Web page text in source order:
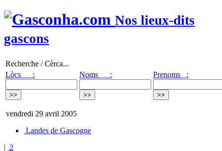
Nos lieux-dits
gascons
Recherche / Cèrca...
Lòcs :
Noms : Prenoms :
vendredi 29 avril 2005
Landes de Gascogne
| 2